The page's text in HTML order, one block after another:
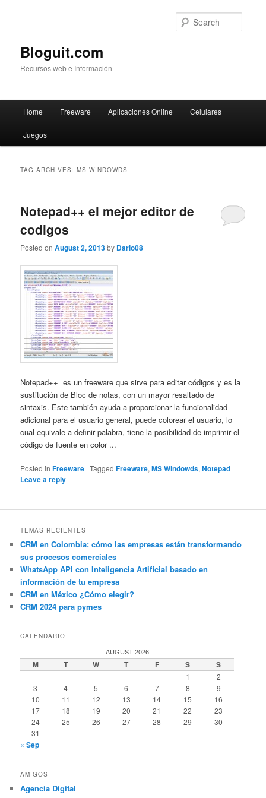
Bloguit.com
Recursos web e Información
Skip
to
Skip
to
Home Freeware Aplicaciones Online Celulares
Juegos
TAG ARCHIVES:MS WINDOWDS
Notepad++ el mejor editor de
codigos
Posted onAugust 2, 2013by Dario08
Notepad++ es un freeware que sirve para editar códigos y es la
sustitución de Bloc de notas, con un mayor resaltado de
sintaxis. Este también ayuda a proporcionar la funcionalidad
adicional para el usuario general, puede colorear el usuario, lo
cual equivale a definir palabra, tiene la posibilidad de imprimir el
código de fuente en color ...
Posted in Freeware |Tagged Freeware,MS Windowds,Notepad |
Leave a reply
TEMAS RECIENTES
CRM en Colombia: cómo las empresas están transformando
sus procesos comerciales
WhatsApp API con Inteligencia Artificial basado en
información de tu empresa
CRM en México ¿Cómo elegir?
CRM 2024 para pymes
CALENDARIO
AUGUST 2026
M T W T F S S
1
2
3
4 5 6 7 8
9
10
11 12 13 14 15
16
17
18 19 20 21 22
23
24
25 26 27 28 29
30
31
« Sep
AMIGOS
Agencia Digital